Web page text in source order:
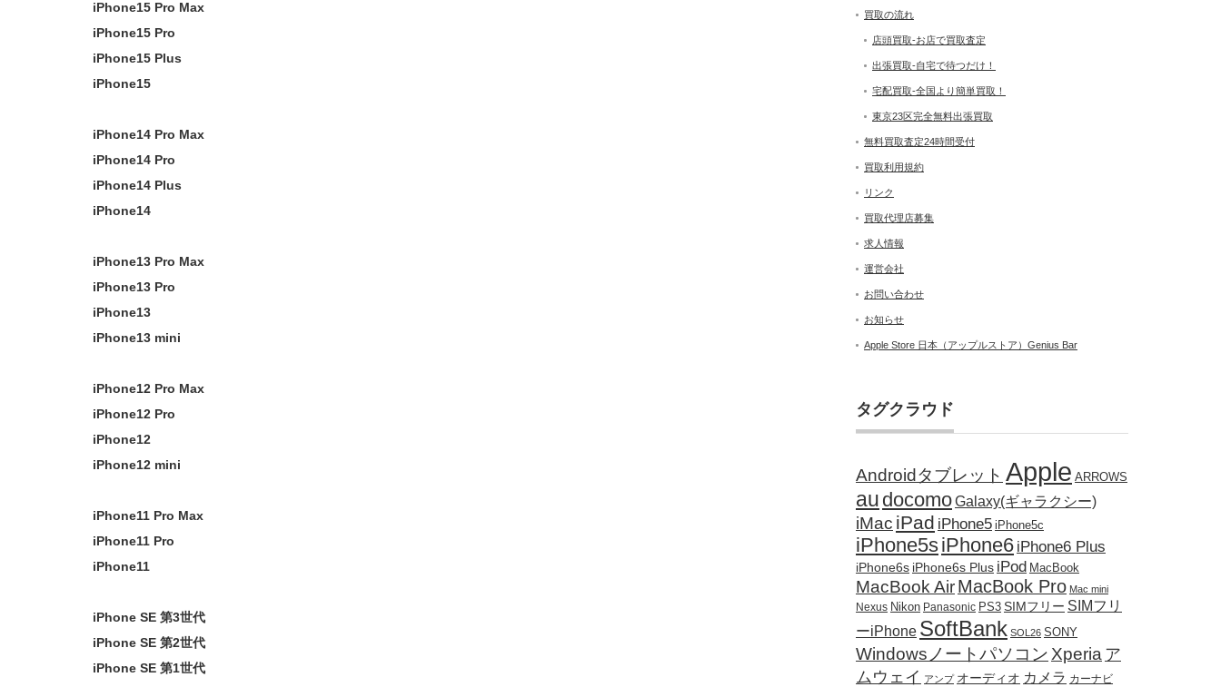
iPhone15 Pro Max
iPhone15 Pro
iPhone15 Plus
iPhone15
iPhone14 Pro Max
iPhone14 Pro
iPhone14 Plus
iPhone14
iPhone13 Pro Max
iPhone13 Pro
iPhone13
iPhone13 mini
iPhone12 Pro Max
iPhone12 Pro
iPhone12
iPhone12 mini
iPhone11 Pro Max
iPhone11 Pro
iPhone11
iPhone SE 第3世代
iPhone SE 第2世代
iPhone SE 第1世代
買取の流れ
店頭買取-お店で買取査定
出張買取-自宅で待つだけ！
宅配買取-全国より簡単買取！
東京23区完全無料出張買取
無料買取査定24時間受付
買取利用規約
リンク
買取代理店募集
求人情報
運営会社
お問い合わせ
お知らせ
Apple Store 日本（アップルストア）Genius Bar
タグクラウド
Androidタブレット Apple ARROWS
au docomoGalaxy(ギャラクシー)
iMac iPad iPhone5 iPhone5c
iPhone5siPhone6 iPhone6 Plus
iPhone6s iPhone6s Plus iPod MacBook
MacBook AirMacBook Pro Mac mini
Nexus Nikon Panasonic PS3 SIMフリー SIMフリ
ーiPhone SoftBank SOL26 SONY
Windowsノートパソコン Xperia ア
ムウェイ アンプ オーディオ カメラ カーナビ